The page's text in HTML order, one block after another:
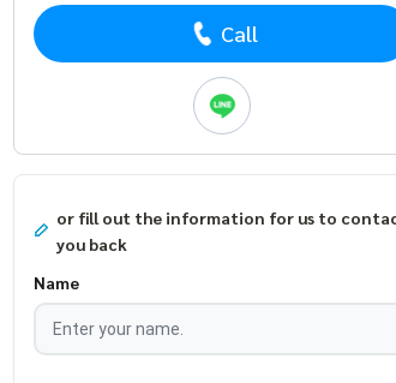
Call
or fill out the information for us to
you back
Name